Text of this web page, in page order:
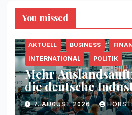
You missed
AKTUELL BUSINESS
INTERNATIONAL
POLITIK
Mehr
die deutsche
7. AUGUST 2026